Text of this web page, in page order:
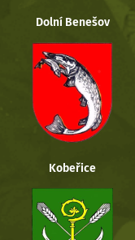
Dolní Benešov
Kobeřice